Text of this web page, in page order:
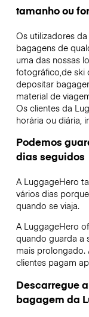
tamanho ou
Os utilizadores
bagagens de
uma das nossas
fotográfico,de ski
depositar
material de
Os clientes da
horária ou diária,
Podemos
dias seguidos
A LuggageHero
vários dias
quando se viaja.
A LuggageHero
quando guarda a
mais prolongado.
clientes pagam
Descarregue
bagagem da